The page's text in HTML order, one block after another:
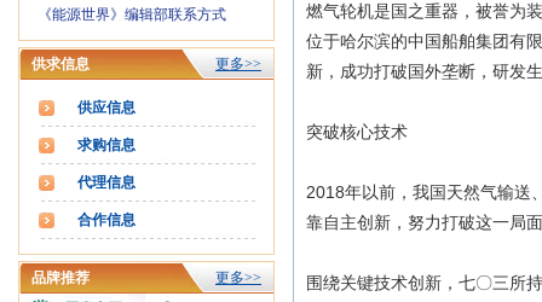
《能源世界》编辑部联系方式
供求信息 更多>>
供应信息
求购信息
代理信息
合作信息
品牌推荐 更多>>
燃气轮机是国之重器，被誉为
位于哈尔滨的中国船舶集团有
新，成功打破国外垄断，研发
突破核心技术
2018年以前，我国天然气输送
靠自主创新，努力打破这一局
围绕关键技术创新，七〇三所